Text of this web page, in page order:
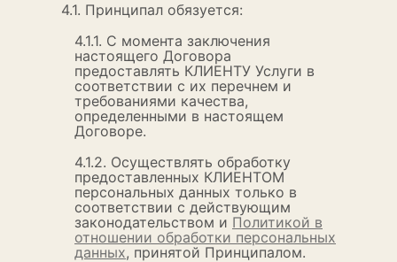
4.1. Принципал обязуется:
4.1.1. С момента заключения
настоящего Договора
предоставлять КЛИЕНТУ Услуги в
соответствии с их перечнем и
требованиями качества,
определенными в настоящем
Договоре.
4.1.2. Осуществлять обработку
предоставленных КЛИЕНТОМ
персональных данных только в
соответствии с действующим
законодательством и Политикой в
отношении обработки персональных
данных, принятой Принципалом.